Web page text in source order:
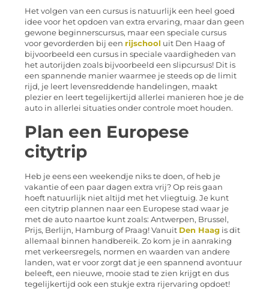
Het volgen van een cursus is natuurlijk een heel goed
idee voor het opdoen van extra ervaring, maar dan geen
gewone beginnerscursus, maar een speciale cursus
voor gevorderden bij een rijschool uit Den Haag of
bijvoorbeeld een cursus in speciale vaardigheden van
het autorijden zoals bijvoorbeeld een slipcursus! Dit is
een spannende manier waarmee je steeds op de limit
rijd, je leert levensreddende handelingen, maakt
plezier en leert tegelijkertijd allerlei manieren hoe je de
auto in allerlei situaties onder controle moet houden.
Plan een Europese
citytrip
Heb je eens een weekendje niks te doen, of heb je
vakantie of een paar dagen extra vrij? Op reis gaan
hoeft natuurlijk niet altijd met het vliegtuig. Je kunt
een citytrip plannen naar een Europese stad waar je
met de auto naartoe kunt zoals: Antwerpen, Brussel,
Prijs, Berlijn, Hamburg of Praag! Vanuit Den Haag is dit
allemaal binnen handbereik. Zo kom je in aanraking
met verkeersregels, normen en waarden van andere
landen, wat er voor zorgt dat je een spannend avontuur
beleeft, een nieuwe, mooie stad te zien krijgt en dus
tegelijkertijd ook een stukje extra rijervaring opdoet!